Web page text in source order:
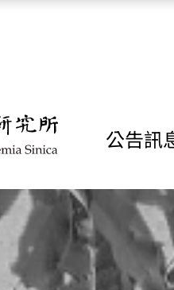
公告訊